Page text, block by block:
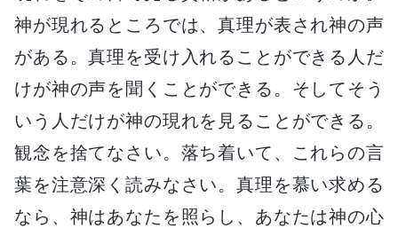
神が現れるところでは、真理が表され神の声
がある。真理を受け入れることができる人だ
けが神の声を聞くことができる。そしてそう
いう人だけが神の現れを見ることができる。
観念を捨てなさい。落ち着いて、これらの言
葉を注意深く読みなさい。真理を慕い求める
なら、神はあなたを照らし、あなたは神の心